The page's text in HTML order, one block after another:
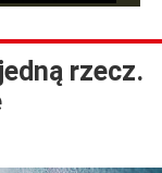
rzecz.